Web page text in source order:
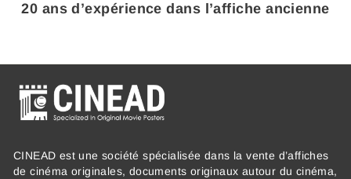
20 ans d’expérience dans l’affiche ancienne
CINEAD est une société spécialisée dans la vente d’affiches
de cinéma originales, documents originaux autour du cinéma,